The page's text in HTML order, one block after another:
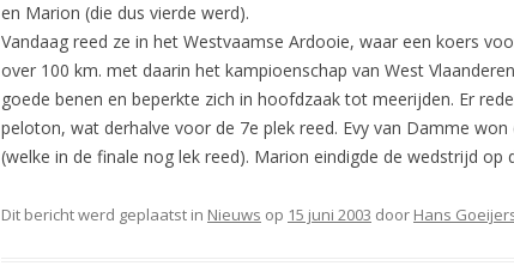
en Marion (die dus vierde werd).
Vandaag reed ze in het Westvaamse Ardooie, waar een koers
over 100 km. met daarin het kampioenschap van West
goede benen en beperkte zich in hoofdzaak tot meerijden. Er
peloton, wat derhalve voor de 7e plek reed. Evy van Damme
(welke in de finale nog lek reed). Marion eindigde de wedstrijd op
Dit bericht werd geplaatst in Nieuws op 15 juni 2003 door Hans